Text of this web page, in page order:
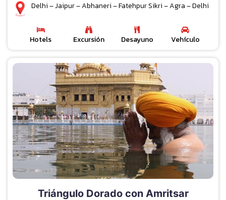
Delhi – Jaipur – Abhaneri – Fatehpur Sikri – Agra – Delhi
Hotels Excursión Desayuno Vehículo
Triángulo Dorado con Amritsar